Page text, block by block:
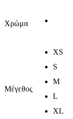
Χρώμα
Μέγεθος
XS
S
M
L
XL